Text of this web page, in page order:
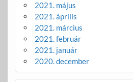
2021. május
2021. április
2021. március
2021. február
2021. január
2020. december